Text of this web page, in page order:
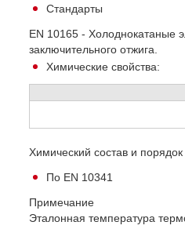
Стандарты
EN 10165 - Холоднокатаные
заключительного отжига.
Химические свойства:
Химический состав и
По EN 10341
Примечание
Эталонная температура